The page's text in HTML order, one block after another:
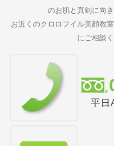
のお肌と真剣に向
お近くのクロロフイル美顔教
にご相談く